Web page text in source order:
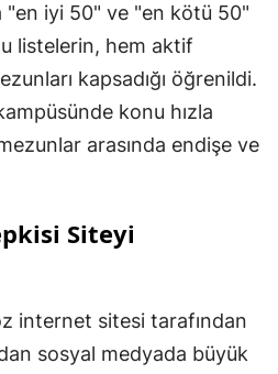
"en iyi 50" ve "en kötü 50"
listelerin, hem aktif
kapsadığı öğrenildi.
konu hızla
arasında endişe ve
Siteyi
internet sitesi tarafından
sosyal medyada büyük